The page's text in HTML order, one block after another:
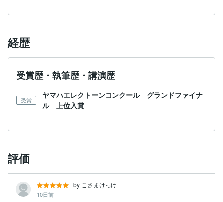
経歴
受賞歴・執筆歴・講演歴
受賞
ヤマハエレクトーンコンクール グランドファイナ
ル 上位入賞
評価
by こさまけっけ
10日前